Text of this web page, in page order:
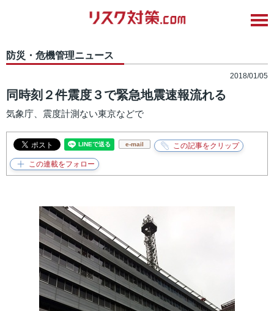
防災・危機管理ニュース
2018/01/05
同時刻２件震度３で緊急地震速報流れる
気象庁、震度計測ない東京などで
e-mail